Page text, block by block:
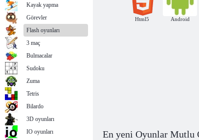
Html5 Android
En yeni Oyunlar Mutlu
Kayak yapma
Görevler
Flash oyunları
3 maç
Bulmacalar
Sudoku
Zuma
Tetris
Bilardo
3D oyunları
IO oyunları